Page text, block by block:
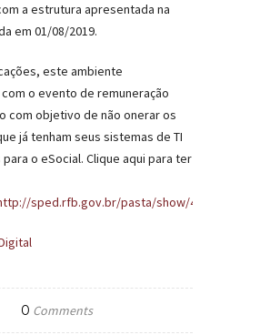
a estrutura apresentada na
em 01/08/2019.
este ambiente
o evento de remuneração
com objetivo de não onerar os
já tenham seus sistemas de TI
o eSocial. Clique aqui para ter
sped.rfb.gov.br/pasta/show/4135
0 Comments